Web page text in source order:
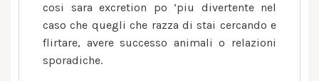
cosi sara excretion po ‘piu divertente nel
caso che quegli che razza di stai cercando e
flirtare, avere successo animali o relazioni
sporadiche.